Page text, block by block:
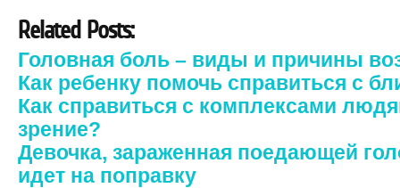
Related Posts:
Головная боль – виды и причины
Как ребенку помочь справиться с
Как справиться с комплексами
зрение?
Девочка, зараженная поедающей
идет на поправку